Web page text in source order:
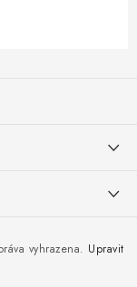
vyhrazena. Upravit